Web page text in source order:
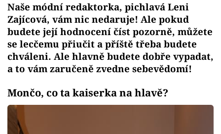
Naše módní redaktorka, pichlavá Leni
Zajícová, vám nic nedaruje! Ale pokud
budete její hodnocení číst pozorně, můžete
se lecčemu přiučit a příště třeba budete
chváleni. Ale hlavně budete dobře vypadat,
a to vám zaručeně zvedne sebevědomí!
Mončo, co ta kaiserka na hlavě?